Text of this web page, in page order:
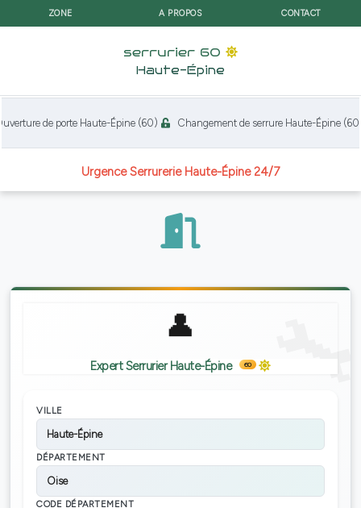
ZONE A PROPOS CONTACT
serrurier 60
Haute-Épine
de porte Haute-Épine (60) Changement de serrure Haute-Épine (60)
Urgence Serrurerie Haute-Épine 24/7
Expert Serrurier Haute-Épine 60
VILLE
Haute-Épine
DÉPARTEMENT
Oise
CODE DÉPARTEMENT